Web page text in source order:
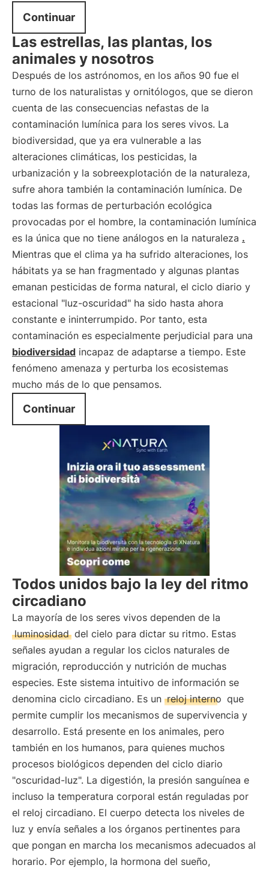
Continuar
Las estrellas, las plantas, los
animales y nosotros
Después de los astrónomos, en los años 90 fue el
turno de los naturalistas y ornitólogos, que se dieron
cuenta de las consecuencias nefastas de la
contaminación lumínica para los seres vivos. La
biodiversidad, que ya era vulnerable a las
alteraciones climáticas, los pesticidas, la
urbanización y la sobreexplotación de la naturaleza,
sufre ahora también la contaminación lumínica. De
todas las formas de perturbación ecológica
provocadas por el hombre, la contaminación lumínica
es la única que no tiene análogos en la naturaleza .
Mientras que el clima ya ha sufrido alteraciones, los
hábitats ya se han fragmentado y algunas plantas
emanan pesticidas de forma natural, el ciclo diario y
estacional "luz-oscuridad" ha sido hasta ahora
constante e ininterrumpido. Por tanto, esta
contaminación es especialmente perjudicial para una
biodiversidad incapaz de adaptarse a tiempo. Este
fenómeno amenaza y perturba los ecosistemas
mucho más de lo que pensamos.
Continuar
Todos unidos bajo la ley del ritmo
circadiano
La mayoría de los seres vivos dependen de la
luminosidad del cielo para dictar su ritmo. Estas
señales ayudan a regular los ciclos naturales de
migración, reproducción y nutrición de muchas
especies. Este sistema intuitivo de información se
denomina ciclo circadiano. Es un reloj interno que
permite cumplir los mecanismos de supervivencia y
desarrollo. Está presente en los animales, pero
también en los humanos, para quienes muchos
procesos biológicos dependen del ciclo diario
"oscuridad-luz". La digestión, la presión sanguínea e
incluso la temperatura corporal están reguladas por
el reloj circadiano. El cuerpo detecta los niveles de
luz y envía señales a los órganos pertinentes para
que pongan en marcha los mecanismos adecuados al
horario. Por ejemplo, la hormona del sueño,